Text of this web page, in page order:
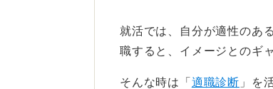
な人は狙いを絞って参加す
回り方のコツは、事前に質
のテーマを決め、ただ説明
就活では、自分が適性のあ
職すると、イメージとのギ
そんな時は「 適職診断 」を